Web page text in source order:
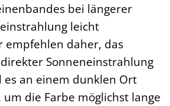
bei längerer
leicht
empfehlen daher, das
Sonneneinstrahlung
es an einem dunklen Ort
die Farbe möglichst lange